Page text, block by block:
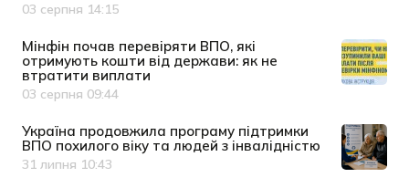
Дата публікації
03 серпня 14:15
Мінфін почав перевіряти ВПО, які
отримують кошти від держави: як не
втратити виплати
Дата публікації
03 серпня 09:44
Україна продовжила програму підтримки
ВПО похилого віку та людей з інвалідністю
Дата публікації
31 липня 10:43